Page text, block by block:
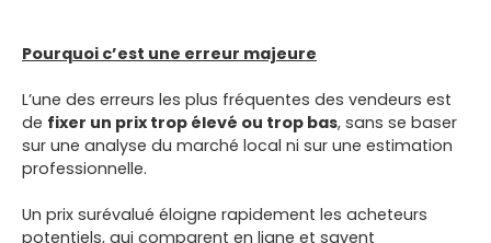
Pourquoi c’est une erreur majeure
L’une des erreurs les plus fréquentes des vendeurs est
de fixer un prix trop élevé ou trop bas, sans se baser
sur une analyse du marché local ni sur une estimation
professionnelle.
Un prix surévalué éloigne rapidement les acheteurs
potentiels, qui comparent en ligne et savent